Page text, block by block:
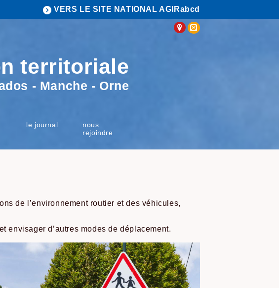
VERS LE SITE NATIONAL AGIRabcd
territoriale
- Manche - Orne
le journal
nous
rejoindre
de l’environnement routier et des véhicules,
envisager d’autres modes de déplacement.